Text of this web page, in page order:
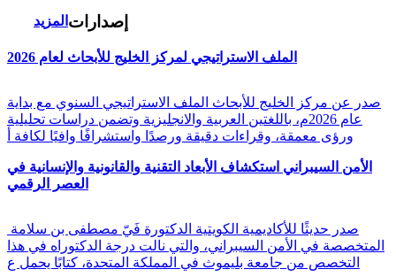
المزيد إصدارات
الملف الاستراتيجي لمركز الخليج للأبحاث لعام 2026
صدر عن مركز الخليج للأبحاث الملف الاستراتيجي السنوي مع بداية
عام 2026م، باللغتين العربية والانجليزية وتضمن دراسات تحليلية
ورؤى معمقة، وقراءات دقيقة ورصدًا واستشرافًا وافيًا لكافة أ
الأمن السيبراني استكشاف الأبعاد التقنية والقانونية والإنسانية في
العصر الرقمي
المتخصصة في الأمن السيبراني، والتي نالت درجة الدكتوراه في هذا
التخصص من جامعة بليموث في المملكة المتحدة، كتابًا يحمل ع